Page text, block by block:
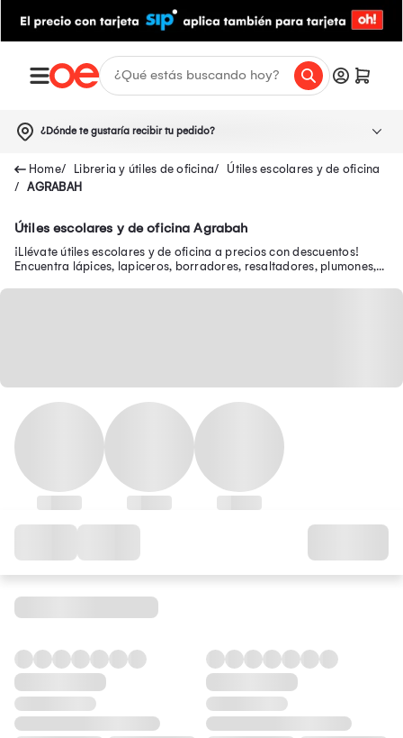
¿Dónde te gustaría recibir tu pedido?
Libreria y útiles de oficina
Útiles escolares y de oficina
AGRABAH
Útiles escolares y de oficina Agrabah
¡Llévate útiles escolares y de oficina a precios con descuentos!
Encuentra lápices, lapiceros, borradores, resaltadores, plumones,